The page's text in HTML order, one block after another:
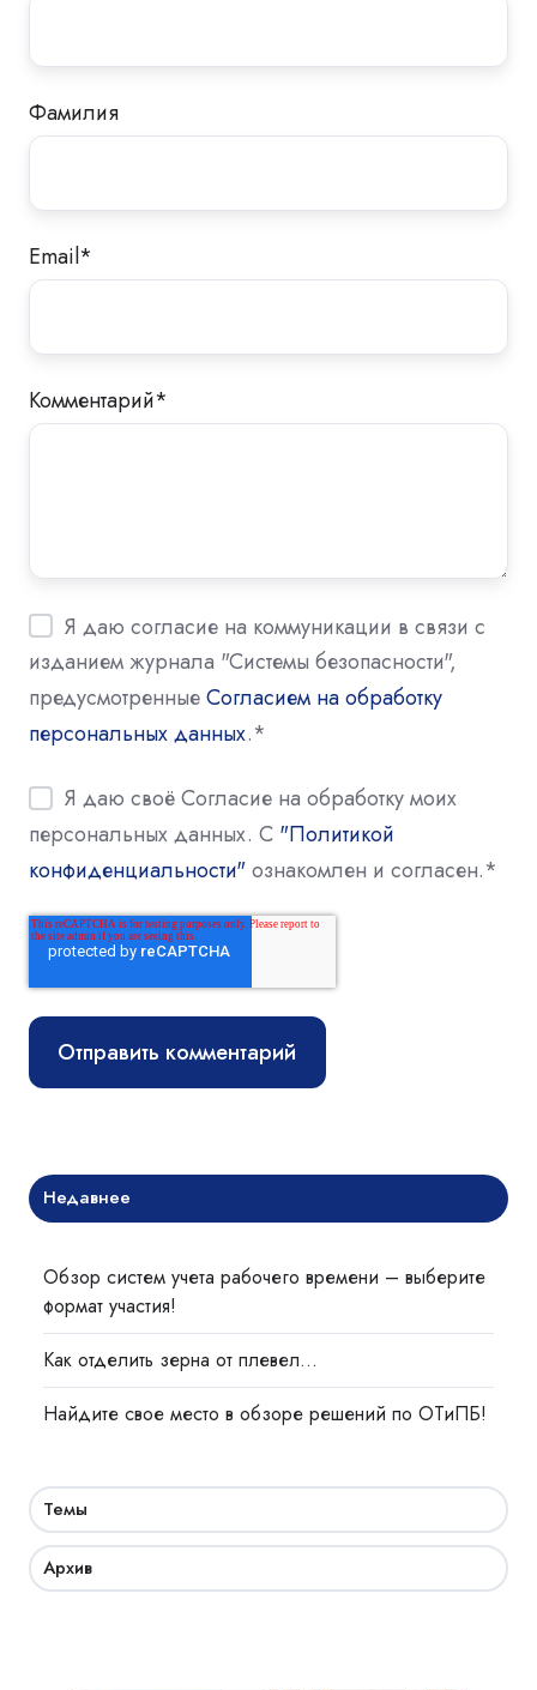
Фамилия
Email*
Комментарий*
Я даю согласие на коммуникации в связи с
изданием журнала "Системы безопасности",
предусмотренныеСогласием на обработку
персональных данных.*
Я даю своё Согласие на обработку моих
персональных данных. С "Политикой
конфиденциальности"ознакомлен и согласен.*
Недавнее
Обзор систем учета рабочего времени – выберите
формат участия!
Как отделить зерна от плевел…
Найдите свое место в обзоре решений по ОТиПБ!
Темы
Архив